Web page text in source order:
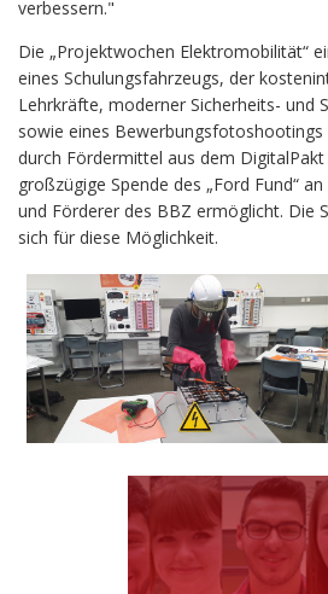
verbessern."
Die „Projektwochen Elektromobilität“
eines Schulungsfahrzeugs, der
Lehrkräfte, moderner Sicherheits- und
sowie eines Bewerbungsfotoshootings
durch Fördermittel aus dem DigitalPakt
großzügige Spende des „Ford Fund“
und Förderer des BBZ ermöglicht. Die
sich für diese Möglichkeit.